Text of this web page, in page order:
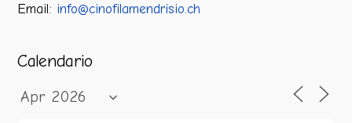
Email: info@cinofilamendrisio.ch
Calendario